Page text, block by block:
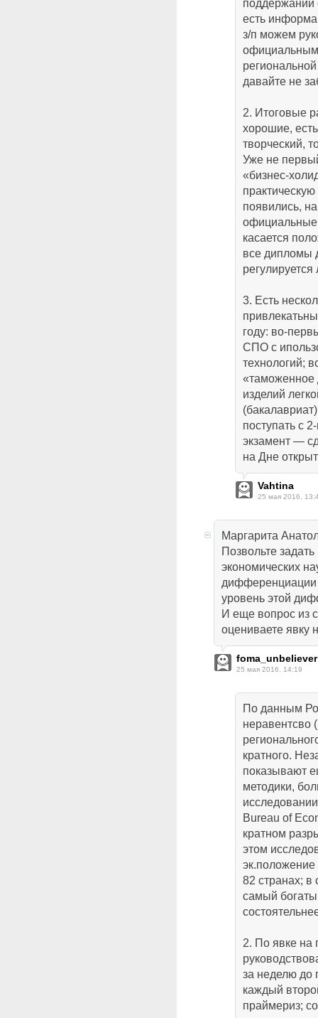
поддержании
есть
з/п можем
давайте не
2. Итоговые
хорошие,
творческий,
Уже не
«бизнес-
появились,
официальные
касается
все дипломы
3. Есть
году: во-
СПО с
технологий;
«таможенное
изделий
поступать с
экзамент —
на Дне
Vahtina
25 мая 2016,
Маргарита
Позвольте
экономических
дифференциации
уровень этой
И еще вопрос из
оцениваете явку
foma_unbeliever
25 мая 2016, 14:19
По данным
неравентсво
кратного.
показывают
методики,
Bureau of
кратном
этом
82 странах;
самый
2. По явке на
за неделю до
каждый
праймериз;